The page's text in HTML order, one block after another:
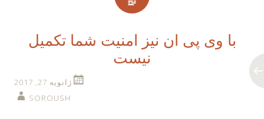
با وی پی ان نیز امنیت شما تکمیل
نیست
ژانویه 27, 2017
SOROUSH